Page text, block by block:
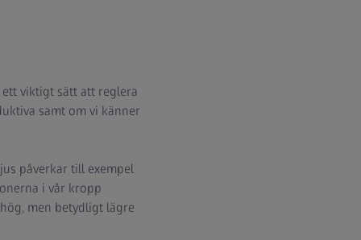
viktigt sätt att reglera
samt om vi känner
påverkar till exempel
i vår kropp
men betydligt lägre